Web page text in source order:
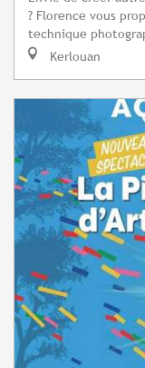
? Florence vous
technique
Kerlouan